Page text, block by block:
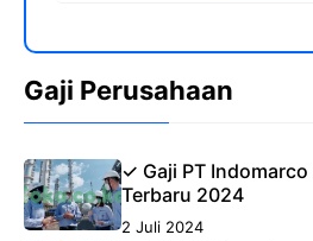
Gaji Perusahaan
✓ Gaji PT Indomarco
Terbaru 2024
2 Juli 2024